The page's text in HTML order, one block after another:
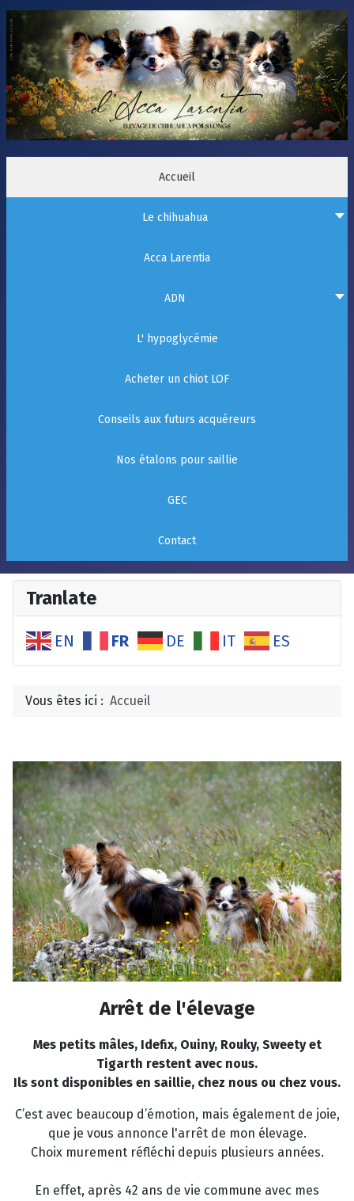
Accueil
Le chihuahua
Acca Larentia
ADN
L' hypoglycémie
Acheter un chiot LOF
Conseils aux futurs acquéreurs
Nos étalons pour saillie
GEC
Contact
Tranlate
EN FR DE IT ES
Vous êtes ici : Accueil
Arrêt de l'élevage
Mes petits mâles, Idefix, Ouiny, Rouky, Sweety et
Tigarth restent avec nous.
Ils sont disponibles en saillie, chez nous ou chez vous.
C’est avec beaucoup d’émotion, mais également de joie,
que je vous annonce l'arrêt de mon élevage.
Choix murement réfléchi depuis plusieurs années.
En effet, après 42 ans de vie commune avec mes